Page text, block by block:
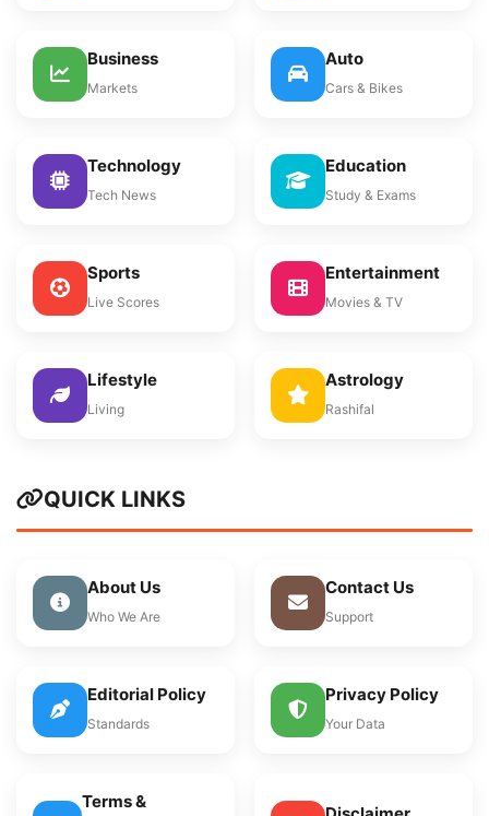
Business
Markets
Auto
Cars & Bikes
Technology
Tech News
Education
Study & Exams
Sports
Live Scores
Entertainment
Movies & TV
Lifestyle
Living
Astrology
Rashifal
QUICK LINKS
About Us
Who We Are
Contact Us
Support
Editorial Policy
Standards
Privacy Policy
Your Data
Terms &